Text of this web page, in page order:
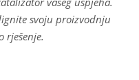
svoju proizvodnju
rješenje.